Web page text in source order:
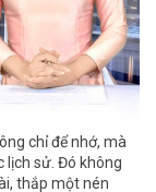
chỉ để nhớ, mà
lịch sử. Đó không
thắp một nén